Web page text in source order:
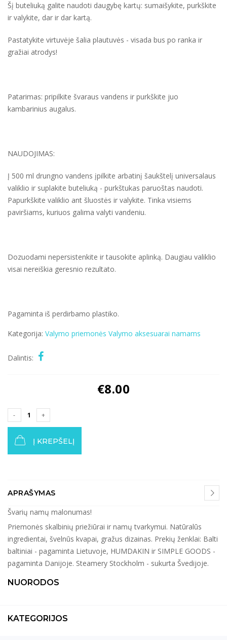
Šį buteliuką galite naudoti daugybę kartų: sumaišykite, purkškite
ir valykite, dar ir dar kartą.
Pastatykite virtuvėje šalia plautuvės - visada bus po ranka ir
gražiai atrodys!
Patarimas: pripilkite švaraus vandens ir purkškite juo
kambarinius augalus.
NAUDOJIMAS:
Į 500 ml drungno vandens įpilkite arbatinį šaukštelį universalaus
valiklio ir suplakite buteliuką - purkštukas paruoštas naudoti.
Papurkškite valiklio ant šluostės ir valykite. Tinka visiems
paviršiams, kuriuos galima valyti vandeniu.
Dozuodami nepersistenkite ir tausokite aplinką. Daugiau valiklio
visai nereiškia geresnio rezultato.
Pagaminta iš perdirbamo plastiko.
Kategorija: Valymo priemonės Valymo aksesuarai namams
Dalintis:
€8.00
Į KREPŠELĮ
APRAŠYMAS
Švarių namų malonumas!
Priemonės skalbinių priežiūrai ir namų tvarkymui. Natūralūs
ingredientai, švelnūs kvapai, gražus dizainas. Prekių ženklai: Balti
baltiniai - pagaminta Lietuvoje, HUMDAKIN ir SIMPLE GOODS -
pagaminta Danijoje. Steamery Stockholm - sukurta Švedijoje.
NUORODOS
KATEGORIJOS